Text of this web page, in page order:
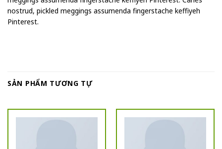
nostrud, pickled meggings assumenda fingerstache keffiyeh
Pinterest.
SẢN PHẨM TƯƠNG TỰ